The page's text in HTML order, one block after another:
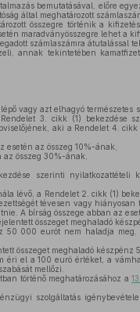
bemutatásával, előre
által meghatározott
összegre történik a
maradványösszegre lehet a
számlaszámra átutalással
annak tekintetében
vagy azt elhagyó természetes
3. cikk (1) bekezdése
aki a Rendelet 4. cikk
az összeg 10%-ának,
összeg 30%-ának,
szerinti nyilatkozattételi
lévő, a Rendelet 2. cikk (1)
tévesen vagy hiányosan
A bírság összege abban az
összeget meghaladó
000 eurót nem haladja meg,
összeget meghaladó készpénz
éri el a 100 euró értéket, a
mellőzi.
történő meghatározásához a
szolgáltatás